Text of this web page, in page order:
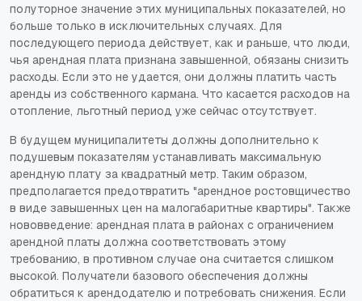
полуторное значение этих муниципальных показателей, но
больше только в исключительных случаях. Для
последующего периода действует, как и раньше, что люди,
чья арендная плата признана завышенной, обязаны снизить
расходы. Если это не удается, они должны платить часть
аренды из собственного кармана. Что касается расходов на
отопление, льготный период уже сейчас отсутствует.
В будущем муниципалитеты должны дополнительно к
подушевым показателям устанавливать максимальную
арендную плату за квадратный метр. Таким образом,
предполагается предотвратить "арендное ростовщичество
в виде завышенных цен на малогабаритные квартиры". Также
нововведение: арендная плата в районах с ограничением
арендной платы должна соответствовать этому
требованию, в противном случае она считается слишком
высокой. Получатели базового обеспечения должны
обратиться к арендодателю и потребовать снижения. Если